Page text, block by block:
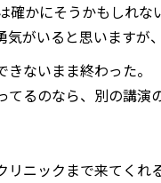
かにそうかもしれな
がいると思いますが
ないまま終わった。
るのなら、別の講演
ニックまで来てくれ